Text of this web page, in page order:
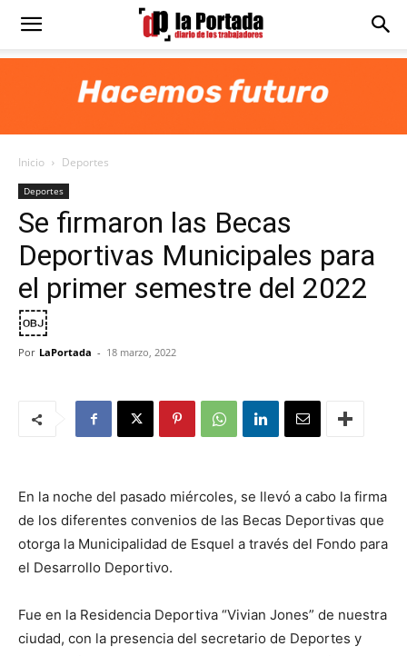
Diario
Portada
Inicio Deportes
Deportes
Se firmaron las Becas
Deportivas Municipales para
el primer semestre del 2022
￼
Por LaPortada - 18 marzo, 2022
En la noche del pasado miércoles, se llevó a cabo la firma
de los diferentes convenios de las Becas Deportivas que
otorga la Municipalidad de Esquel a través del Fondo para
el Desarrollo Deportivo.
Fue en la Residencia Deportiva “Vivian Jones” de nuestra
ciudad, con la presencia del secretario de Deportes y